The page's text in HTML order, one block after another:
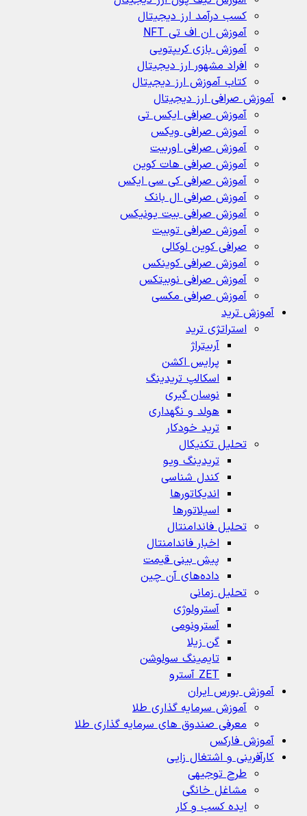
کسب درآمد ارز دیجیتال
آموزش ان اف تی NFT
آموزش بازی کریپتویی
افراد مشهور ارز دیجیتال
کتاب آموزش ارز دیجیتال
آموزش صرافی ارز دیجیتال
آموزش صرافی ایکس تی
آموزش صرافی ویکس
آموزش صرافی اوربیت
آموزش صرافی هات کوین
آموزش صرافی کی سی ایکس
آموزش صرافی ال بانک
آموزش صرافی بیت یونیکس
آموزش صرافی توبیت
صرافی کوین لوکالی
آموزش صرافی کوینکس
آموزش صرافی نوبیتکس
آموزش صرافی مکسی
آموزش ترید
استراتژی‌ ترید
آربیتراژ
پرایس اکشن
اسکالپ تریدینگ
نوسان گیری
هولد و نگهداری
ترید خودکار
تحلیل تکنیکال
تریدینگ ویو
کندل شناسی
اندیکاتورها
اسیلاتورها
تحلیل فاندامنتال
اخبار فاندامنتال
پیش بینی قیمت
داده‌های آن چین
تحلیل زمانی
آسترولوژی
آسترونومی
گن زیلا
تايمينگ سولوشن
ZET آسترو
آموزش بورس ایران
آموزش سرمایه گذاری طلا
معرفی صندوق های سرمایه گذاری طلا
آموزش فارکس
کارآفرینی و اشتغال زایی
طرح توجیهی
مشاغل خانگی
ایده کسب و کار